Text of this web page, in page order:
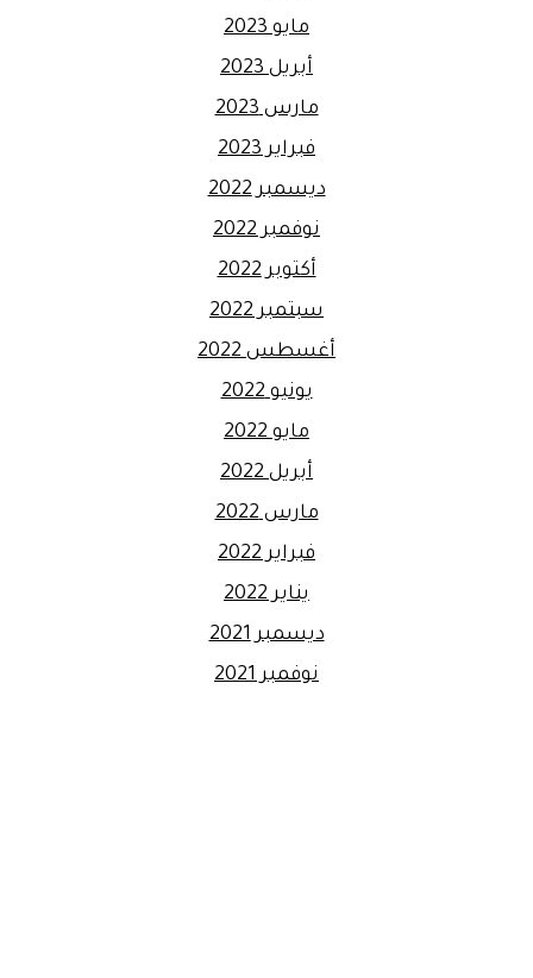
مايو 2023
أبريل 2023
مارس 2023
فبراير 2023
ديسمبر 2022
نوفمبر 2022
أكتوبر 2022
سبتمبر 2022
أغسطس 2022
يونيو 2022
مايو 2022
أبريل 2022
مارس 2022
فبراير 2022
يناير 2022
ديسمبر 2021
نوفمبر 2021